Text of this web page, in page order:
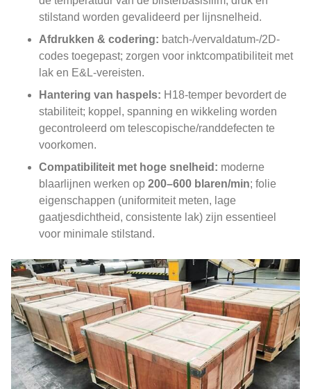
stilstand worden gevalideerd per lijnsnelheid.
Afdrukken & codering: batch-/vervaldatum-/2D-
codes toegepast; zorgen voor inktcompatibiliteit met
lak en E&L-vereisten.
Hantering van haspels: H18-temper bevordert de
stabiliteit; koppel, spanning en wikkeling worden
gecontroleerd om telescopische/randdefecten te
voorkomen.
Compatibiliteit met hoge snelheid: moderne
blaarlijnen werken op 200–600 blaren/min; folie
eigenschappen (uniformiteit meten, lage
gaatjesdichtheid, consistente lak) zijn essentieel
voor minimale stilstand.